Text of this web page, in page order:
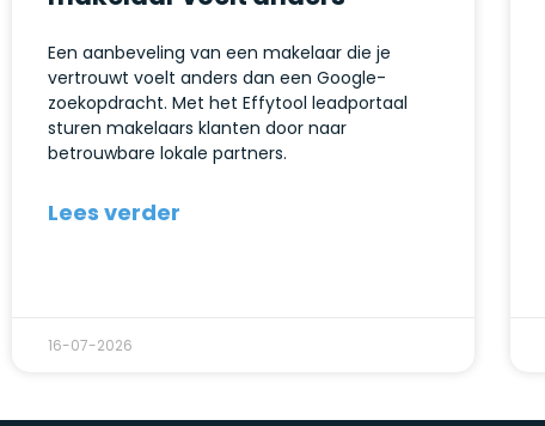
Een aanbeveling van een makelaar die je
vertrouwt voelt anders dan een Google-
zoekopdracht. Met het Effytool leadportaal
sturen makelaars klanten door naar
betrouwbare lokale partners.
Lees verder
16-07-2026